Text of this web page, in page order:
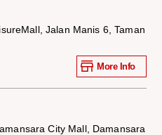
Jalan Manis 6, Taman
More Info
City Mall, Damansara